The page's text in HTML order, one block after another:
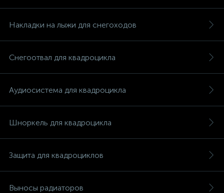
Накладки на лыжи для снегоходов
Снегоотвал для квадроцикла
Аудиосистема для квадроцикла
Шноркель для квадроцикла
Защита для квадроциклов
Выносы радиаторов